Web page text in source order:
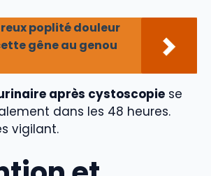
poplité douleur
gêne au genou
après cystoscopie se
dans les 48 heures.
vigilant.